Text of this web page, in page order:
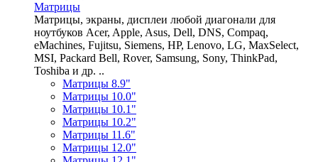
Матрицы
Матрицы, экраны, дисплеи любой диагонали для
ноутбуков Acer, Apple, Asus, Dell, DNS, Compaq,
eMachines, Fujitsu, Siemens, HP, Lenovo, LG, MaxSelect,
MSI, Packard Bell, Rover, Samsung, Sony, ThinkPad,
Toshiba и др. ..
Матрицы 8.9"
Матрицы 10.0"
Матрицы 10.1"
Матрицы 10.2"
Матрицы 11.6"
Матрицы 12.0"